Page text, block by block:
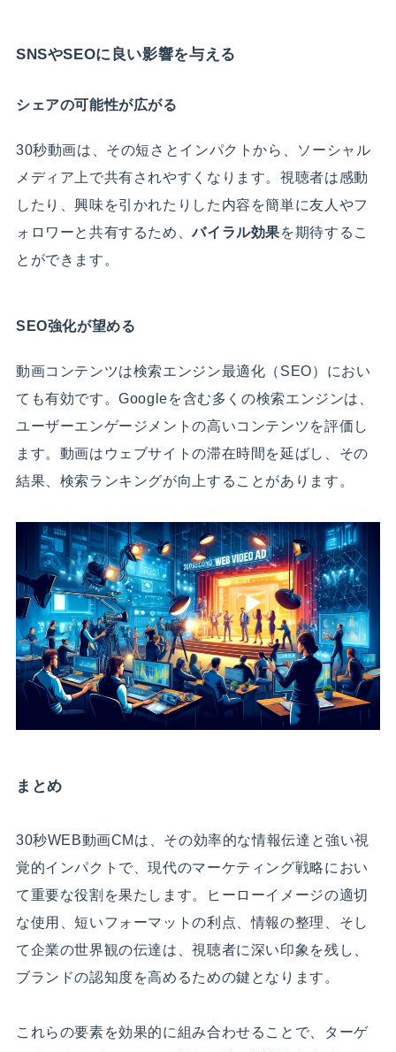
SNSやSEOに良い影響を与える
シェアの可能性が広がる
30秒動画は、その短さとインパクトから、ソーシャル
メディア上で共有されやすくなります。視聴者は感動
したり、興味を引かれたりした内容を簡単に友人やフ
ォロワーと共有するため、バイラル効果を期待するこ
とができます。
SEO強化が望める
動画コンテンツは検索エンジン最適化（SEO）におい
ても有効です。Googleを含む多くの検索エンジンは、
ユーザーエンゲージメントの高いコンテンツを評価し
ます。動画はウェブサイトの滞在時間を延ばし、その
結果、検索ランキングが向上することがあります。
まとめ
30秒WEB動画CMは、その効率的な情報伝達と強い視
覚的インパクトで、現代のマーケティング戦略におい
て重要な役割を果たします。ヒーローイメージの適切
な使用、短いフォーマットの利点、情報の整理、そし
て企業の世界観の伝達は、視聴者に深い印象を残し、
ブランドの認知度を高めるための鍵となります。
これらの要素を効果的に組み合わせることで、ターゲ